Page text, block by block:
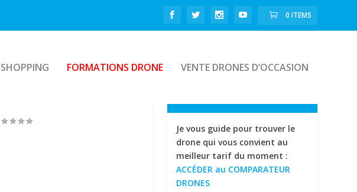
0 ITEMS
SHOPPING FORMATIONS DRONE VENTE DRONES D’OCCASION
Je vous guide pour trouver le
drone qui vous convient au
meilleur tarif du moment :
ACCÉDER au COMPARATEUR
DRONES